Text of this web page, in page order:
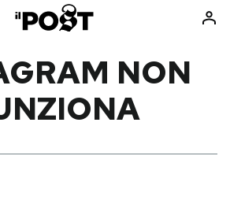
Libri
NON